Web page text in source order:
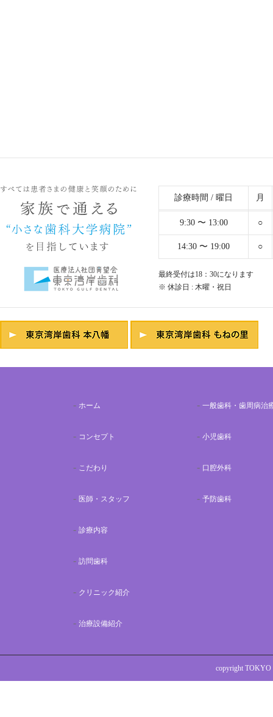
診療時間 / 曜日 月
9:30 〜 13:00 ○
14:30 〜 19:00 ○
最終受付は18：30になります
※ 休診日 : 木曜・祝日
ホーム
コンセプト
こだわり
医師・スタッフ
診療内容
訪問歯科
クリニック紹介
治療設備紹介
一般歯科・歯周病治
小児歯科
口腔外科
予防歯科
copyright TOKYO